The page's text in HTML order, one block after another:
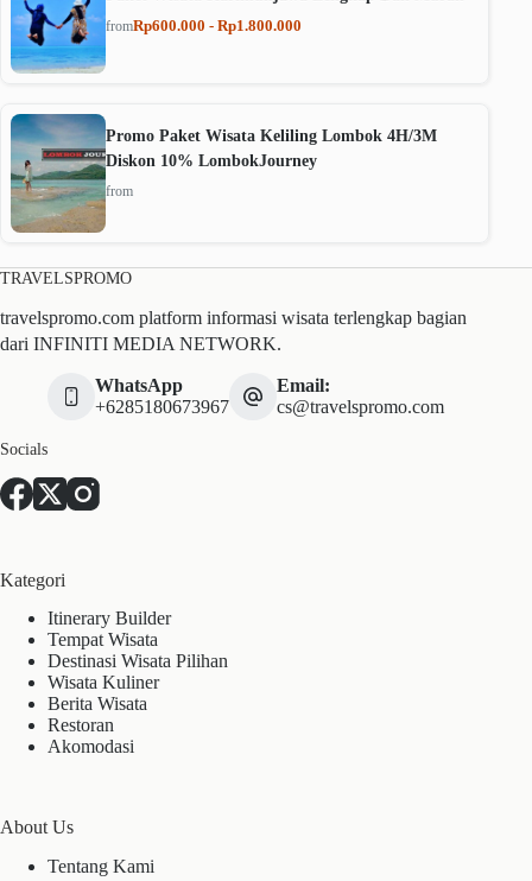
fromRp600.000 - Rp1.800.000
Promo Paket Wisata Keliling Lombok 4H/3M
Diskon 10% LombokJourney
from
TRAVELSPROMO
travelspromo.com platform informasi wisata terlengkap bagian
dari INFINITI MEDIA NETWORK.
WhatsApp
+6285180673967
Email:
cs@travelspromo.com
Socials
Kategori
Itinerary Builder
Tempat Wisata
Destinasi Wisata Pilihan
Wisata Kuliner
Berita Wisata
Restoran
Akomodasi
About Us
Tentang Kami